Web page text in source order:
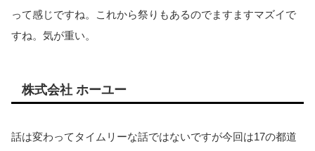
って感じですね。これから祭りもあるのでますますマズイで
すね。気が重い。
株式会社 ホーユー
話は変わってタイムリーな話ではないですが今回は17の都道